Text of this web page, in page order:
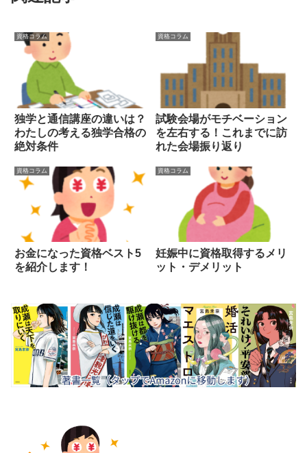
資格コラム
独学と通信講座の違いは？
わたしの考える独学合格の
絶対条件
資格コラム
試験会場がモチベーション
を左右する！これまでに訪
れた会場振り返り
資格コラム
お金になった資格ベスト5
を紹介します！
資格コラム
妊娠中に資格取得するメリ
ット・デメリット